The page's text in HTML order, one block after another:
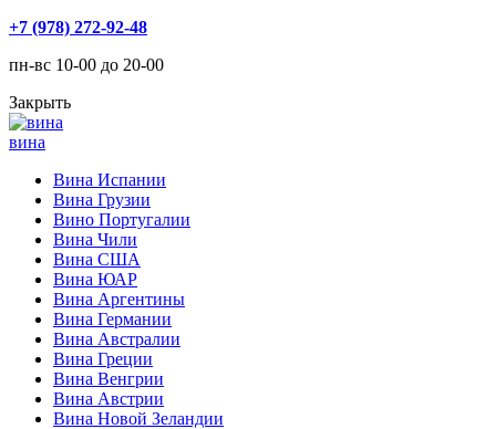
+7 (978) 272-92-48
пн-вс 10-00 до 20-00
Закрыть
вина
Вина Испании
Вина Грузии
Вино Португалии
Вина Чили
Вина США
Вина ЮАР
Вина Аргентины
Вина Германии
Вина Австралии
Вина Греции
Вина Венгрии
Вина Австрии
Вина Новой Зеландии